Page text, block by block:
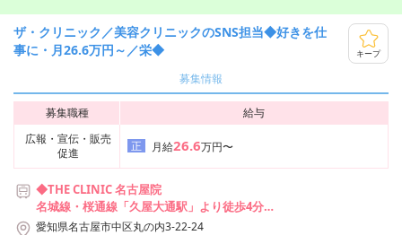
ザ・クリニック／美容クリニックのSNS担当◆好きを仕
事に・月26.6万円～／栄◆
キープ
募集情報
募集職種
給与
広報・宣伝・販売
促進
正 月給26.6万円〜
◆THE CLINIC 名古屋院
名城線・桜通線「久屋大通駅」より徒歩4分
東山線・名城線「栄駅」より徒歩10分
愛知県名古屋市中区丸の内3-22-24